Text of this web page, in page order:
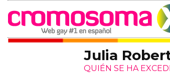
Julia
QUIÉN SE HA